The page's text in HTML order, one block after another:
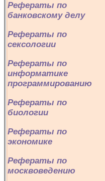
Рефераты по
банковскому делу
Рефераты по
сексологии
Рефераты по
информатике
программированию
Рефераты по
биологии
Рефераты по
экономике
Рефераты по
москвоведению